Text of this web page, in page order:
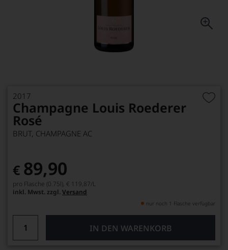
2017
Champagne Louis Roederer
Rosé
BRUT, CHAMPAGNE AC
€ 89,90
pro Flasche (0.75l), € 119,87/L
inkl. Mwst. zzgl. Versand
nur noch 1 Flasche verfügbar
IN DEN WARENKORB